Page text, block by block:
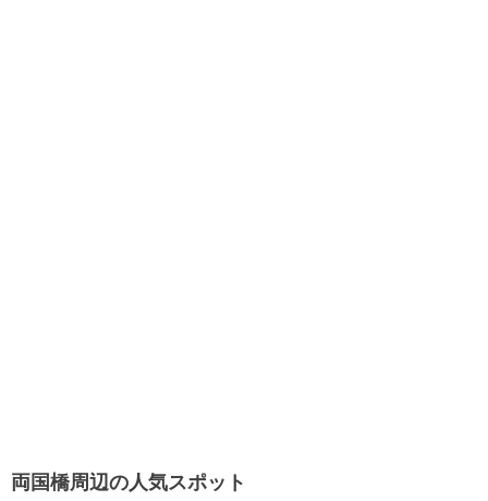
両国橋周辺の人気スポット